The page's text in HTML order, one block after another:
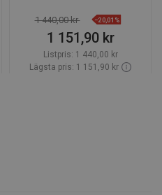
1 440,00 kr −20,01%
1 151,90 kr
Listpris: 1 440,00 kr
Lägsta pris: 1 151,90 kr